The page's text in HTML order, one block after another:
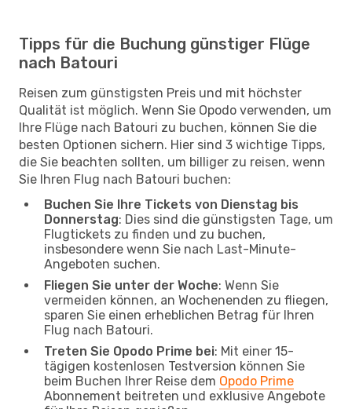
Tipps für die Buchung günstiger Flüge
nach Batouri
Reisen zum günstigsten Preis und mit höchster
Qualität ist möglich. Wenn Sie Opodo verwenden, um
Ihre Flüge nach Batouri zu buchen, können Sie die
besten Optionen sichern. Hier sind 3 wichtige Tipps,
die Sie beachten sollten, um billiger zu reisen, wenn
Sie Ihren Flug nach Batouri buchen:
Buchen Sie Ihre Tickets von Dienstag bis
Donnerstag: Dies sind die günstigsten Tage, um
Flugtickets zu finden und zu buchen,
insbesondere wenn Sie nach Last-Minute-
Angeboten suchen.
Fliegen Sie unter der Woche: Wenn Sie
vermeiden können, an Wochenenden zu fliegen,
sparen Sie einen erheblichen Betrag für Ihren
Flug nach Batouri.
Treten Sie Opodo Prime bei: Mit einer 15-
tägigen kostenlosen Testversion können Sie
beim Buchen Ihrer Reise dem Opodo Prime
Abonnement beitreten und exklusive Angebote